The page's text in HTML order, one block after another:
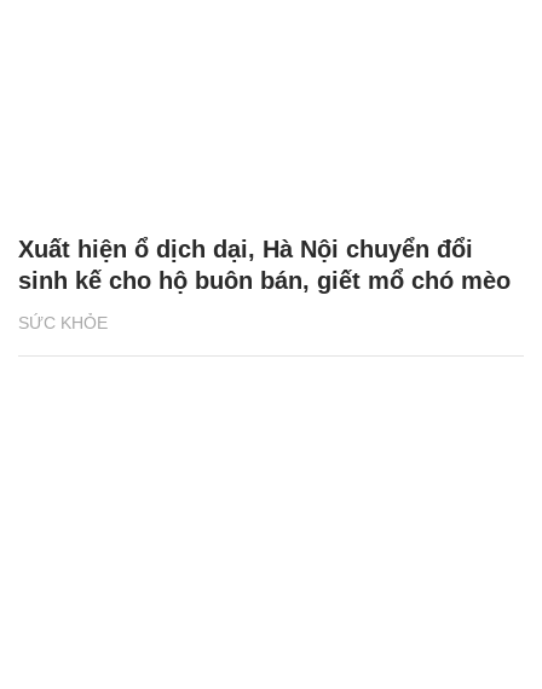
SỨC KHỎE
Xuất hiện ổ dịch dại, Hà Nội chuyển đổi
sinh kế cho hộ buôn bán, giết mổ chó mèo